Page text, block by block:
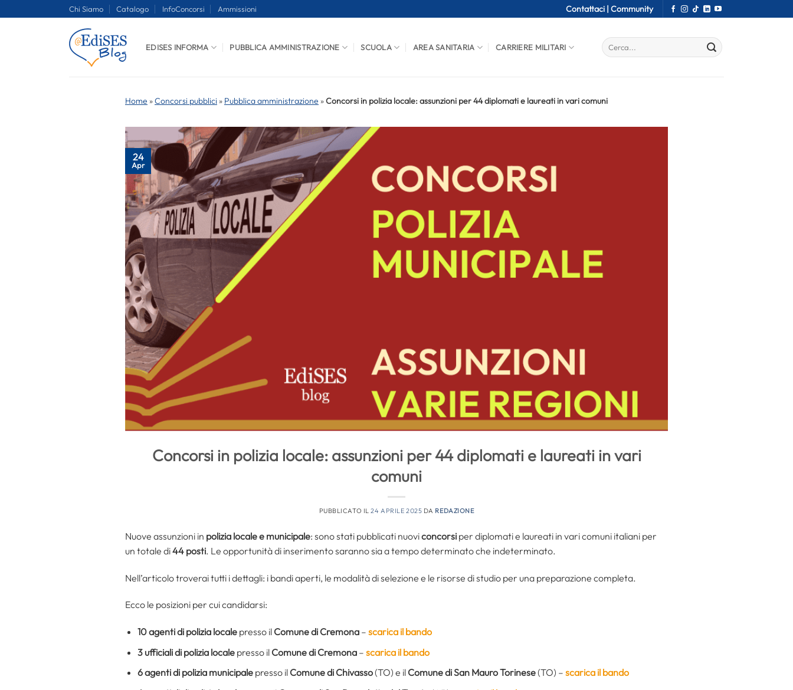
Chi Siamo Catalogo InfoConcorsi Ammissioni Contattaci | Community
EDISES INFORMA PUBBLICA AMMINISTRAZIONE SCUOLA AREA SANITARIA CARRIERE MILITARI
Home »Concorsi pubblici » Pubblica amministrazione »Concorsi in polizia locale: assunzioni per 44 diplomati e laureati in vari comuni
24
Apr
Concorsi in polizia locale: assunzioni per 44 diplomati e laureati in vari
comuni
PUBBLICATO IL24 APRILE 2025 DA REDAZIONE
Nuove assunzioni in polizia locale e municipale: sono stati pubblicati nuoviconcorsi per diplomati e laureati in vari comuni italiani per
un totale di44 posti. Le opportunità di inserimento saranno sia a tempo determinato che indeterminato.
Nell’articolo troverai tutti i dettagli: i bandi aperti, le modalità di selezione e le risorse di studio per una preparazione completa.
Ecco le posizioni per cui candidarsi:
10 agenti di polizia localepresso il Comune di Cremona– scarica il bando
3 ufficiali di polizia localepresso il Comune di Cremona– scarica il bando
6agenti di polizia municipalepresso il Comune di Chivasso(TO) e il Comune di San Mauro Torinese(TO) – scarica il bando